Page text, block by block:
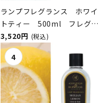
ランプフレグランス ホワイ
トティー 500ml フレグラ
ンスランプ用オイル
ASHLEIGH&BURWOOD（ア
シュレイアンドバーウッド）
3,520円 (税込)